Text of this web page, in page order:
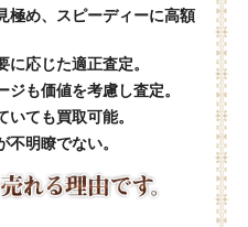
極め、スピーディーに高額
応じた適正査定。
も価値を考慮し査定。
ても買取可能。
明瞭でない。